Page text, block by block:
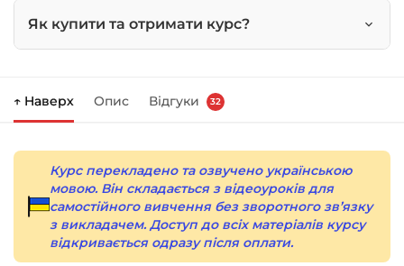
Як купити та отримати курс?
Праворуч з’явиться кошик — натисніть
Заповніть всі поля (пошта та пароль).
Оплатіть зручним способом (більше 8
способів оплати).
Після оплати з’явиться сторінка подяки з
↑ Наверх Опис Відгуки 32
Курс перекладено та озвучено українською
мовою. Він складається з відеоуроків для
самостійного вивчення без зворотного зв’язку
з викладачем. Доступ до всіх матеріалів курсу
відкривається одразу після оплати.